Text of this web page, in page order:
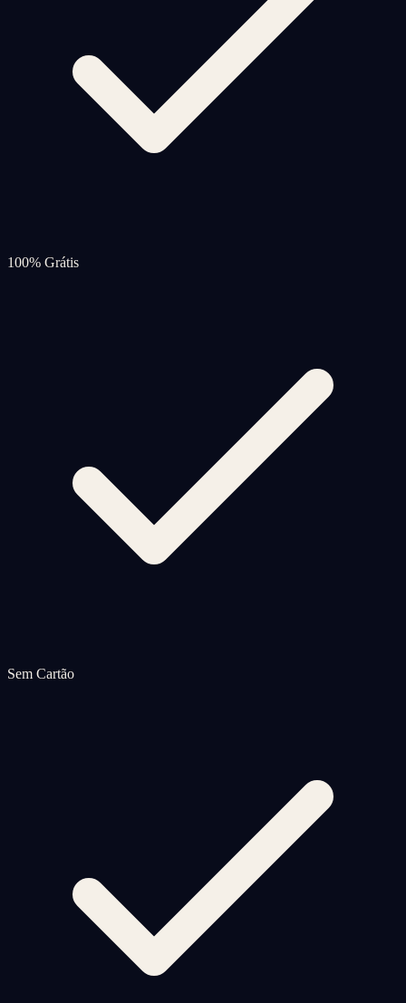
100% Grátis
Sem Cartão